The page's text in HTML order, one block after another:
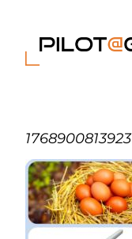
contenu
1768900813923